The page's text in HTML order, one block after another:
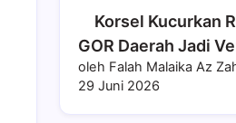
Korsel Kucurkan
GOR Daerah Jadi
oleh Falah Malaika Az
29 Juni 2026